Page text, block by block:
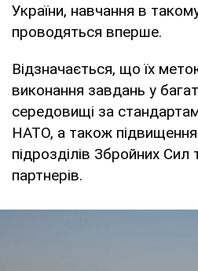
України, навчання в
проводяться вперше.
Відзначається, що їх
виконання завдань у
середовищі за
НАТО, а також підвищення
підрозділів Збройних
партнерів.